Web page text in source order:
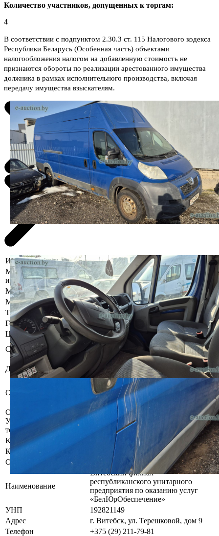
Количество участников, допущенных к торгам:
4
В соответствии с подпунктом 2.30.3 ст. 115 Налогового кодекса
Республики Беларусь (Особенная часть) объектами
налогообложения налогом на добавленную стоимость не
признаются обороты по реализации арестованного имущества
должника в рамках исполнительного производства, включая
передачу имущества взыскателям.
Информация о предмете торгов
Местоположение
имущества
г. Витебск, ул. Терешковой, 9
Марка
Peugeot
Модель
Boxer
Тип кузова
Вагон
Год выпуска
2011
Цвет
Синий
Состояние
Б/у, комплектность и
работоспособность не проверялась
Должник
Закрытое акционерное общество
"Юпитер плюс"
Обременения
Запрет совершения
регистрационных действий
судебного исполнителя.
Осмотр объекта
Участник электронных торгов обязан до начала электронных
торгов осмотреть предмет торгов ( п.2.4.3 Регламента)
Контактное лицо
Специалисты по продаже
Контакты
+375292117981
Организатор/оператор торгов
Наименование
Витебский филиал
республиканского унитарного
предприятия по оказанию услуг
«БелЮрОбеспечение»
УНП
192821149
Адрес
г. Витебск, ул. Терешковой, дом 9
Телефон
+375 (29) 211-79-81